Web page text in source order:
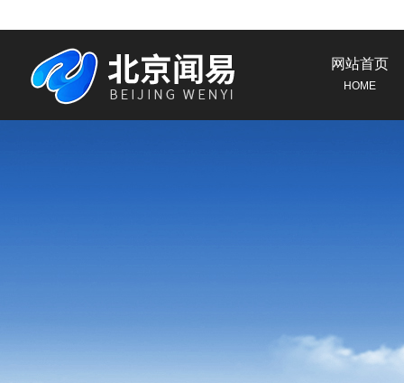
网站首页
HOME